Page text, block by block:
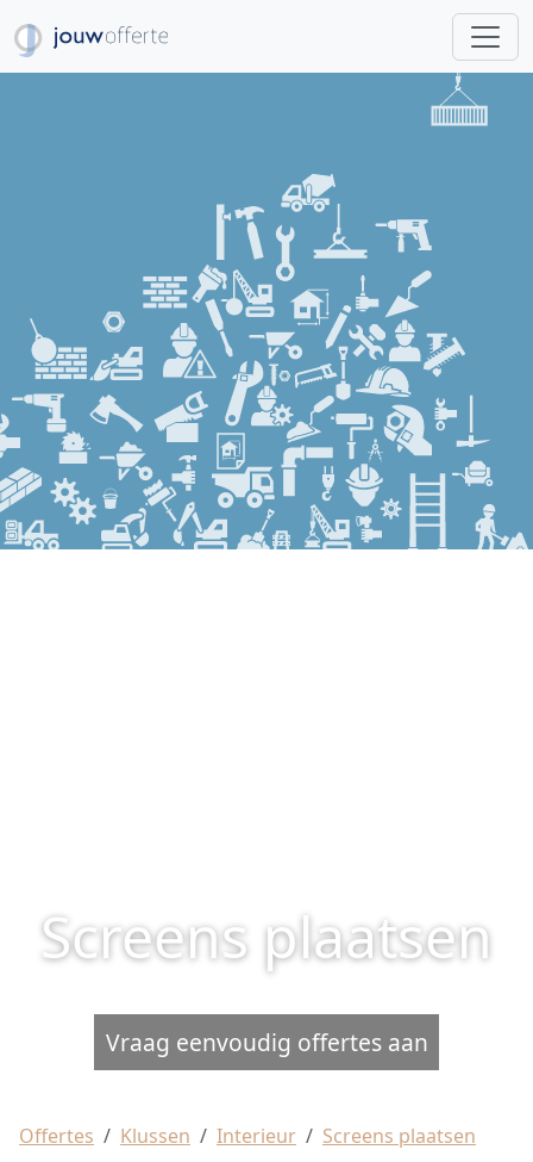
Screens plaatsen
Vraag eenvoudig offertes aan
Offertes Klussen Interieur Screens plaatsen